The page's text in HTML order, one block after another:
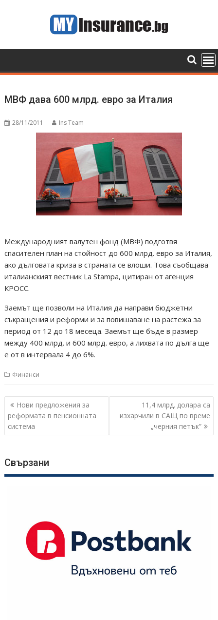
МВФ дава 600 млрд. евро за Италия
28/11/2011 Ins Team
Международният валутен фонд (МВФ) подготвя
спасителен план на стойност до 600 млрд. евро за Италия,
ако дълговата криза в страната се влоши. Това съобщава
италианският вестник La Stampa, цитиран от агенция
КРОСС.
Заемът ще позволи на Италия да направи бюджетни
съкращения и реформи и за повишаване на растежа за
период от 12 до 18 месеца. Заемът ще бъде в размер
между 400 млрд. и 600 млрд. евро, а лихвата по дълга ще
е от в интервала 4 до 6%.
Финанси
Навигация
Нови предложения за
реформата в пенсионната
система
11,4 млрд. долара са
изхарчили в САЩ по време
„черния петък”
Свързани